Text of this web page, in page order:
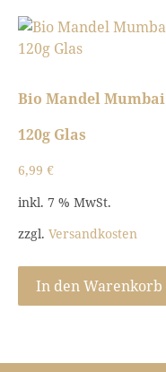
Bio Mandel Mumbai
120g Glas
6,99 €
inkl. 7 % MwSt.
zzgl. Versandkosten
In den Warenkorb